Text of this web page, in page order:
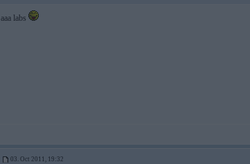
aaa labs
03. Oct 2011, 19:32